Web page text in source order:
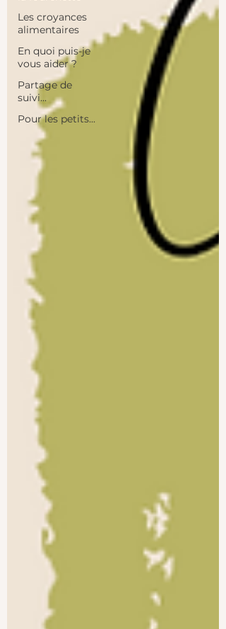
Les croyances
alimentaires
En quoi puis-je
vous aider ?
Partage de
suivi...
Pour les petits...